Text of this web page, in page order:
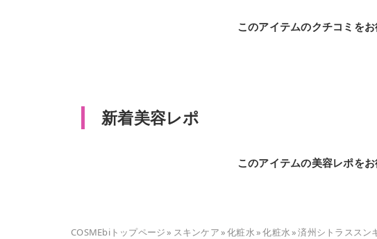
このアイテムのクチコミをお
新着美容レポ
このアイテムの美容レポをお
COSMEbiトップページ» スキンケア»化粧水»化粧水»済州シトラススン